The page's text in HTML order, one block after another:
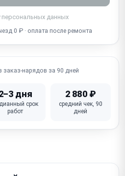
/ не работает микрофон
(несмотря на IP-
защиту)
iCloud
питания / громкости /
персональных данных
0 ₽ · оплата после ремонта
заказ-нарядов за 90 дней
дня
срок
работ
2 880 ₽
средний чек, 90
дней